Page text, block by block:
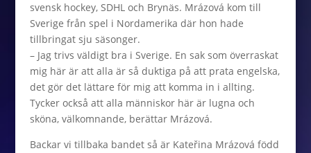
svensk hockey, SDHL och Brynäs. Mrázová kom till
Sverige från spel i Nordamerika där hon hade
tillbringat sju säsonger.
– Jag trivs väldigt bra i Sverige. En sak som överraskat
mig här är att alla är så duktiga på att prata engelska,
det gör det lättare för mig att komma in i allting.
Tycker också att alla människor här är lugna och
sköna, välkomnande, berättar Mrázová.
Backar vi tillbaka bandet så är Kateřina Mrázová född